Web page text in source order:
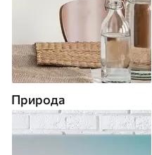
Природа